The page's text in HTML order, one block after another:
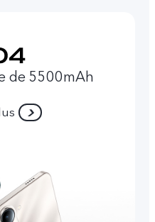
de 5500mAh